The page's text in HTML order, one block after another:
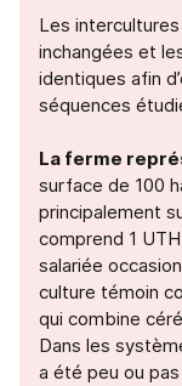
Les
inchangées et
identiques afin
séquences
La ferme
surface de 100
principalement
comprend 1
salariée
culture témoin
qui combine
Dans les
a été peu ou